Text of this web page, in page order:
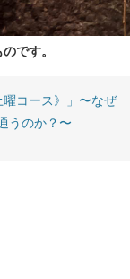
です。
曜コース》」〜なぜ
うのか？〜